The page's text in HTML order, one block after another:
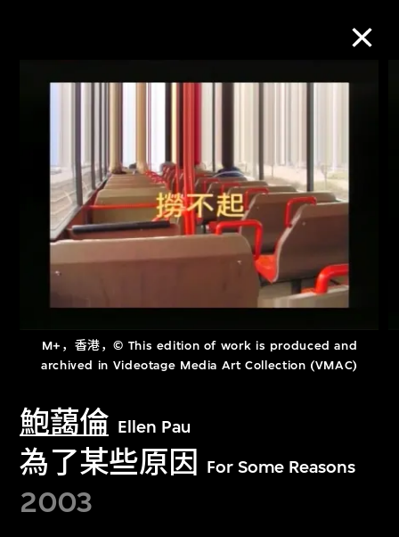
M+，香港，© This edition of work is produced and
archived in Videotage Media Art Collection (VMAC)
鮑藹倫 Ellen Pau
為了某些原因 For Some Reasons
2003
M+藏品
进一步筛选
关于M+藏品
探索世界顶级的二十及二十一世纪视觉
文化藏品。